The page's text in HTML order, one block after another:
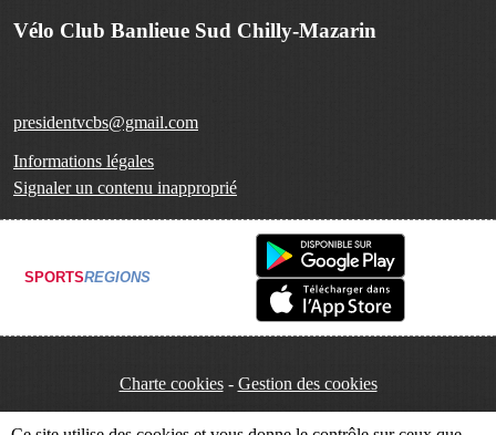
Vélo Club Banlieue Sud Chilly-Mazarin
presidentvcbs@gmail.com
Informations légales
Signaler un contenu inapproprié
SPORTSREGIONS
Charte cookies Gestion des cookies